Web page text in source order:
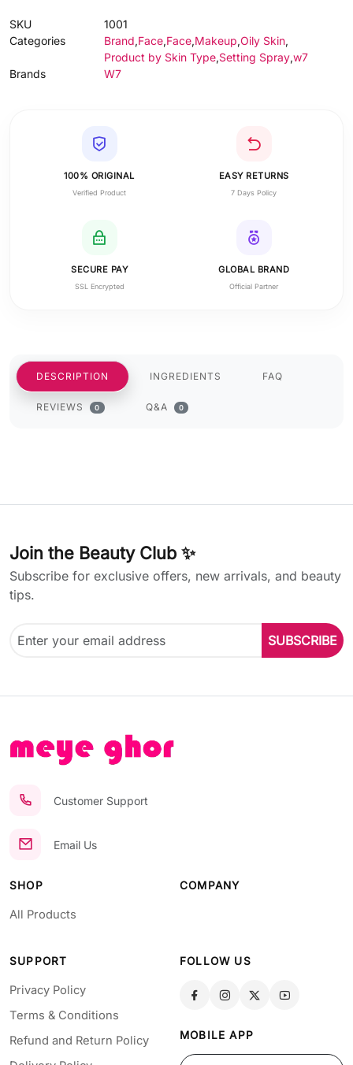
SKU
1001
Categories
Brand,Face,Face,Makeup,Oily Skin,
Product by Skin Type,Setting Spray,w7
Brands
W7
100% ORIGINAL
Verified Product
EASY RETURNS
7 Days Policy
SECURE PAY
SSL Encrypted
GLOBAL BRAND
Official Partner
DESCRIPTION INGREDIENTS FAQ
REVIEWS 0 Q&A 0
Join the Beauty Club ✨
Subscribe for exclusive offers, new arrivals, and beauty
tips.
SUBSCRIBE
Customer Support
Email Us
SHOP
All Products
COMPANY
SUPPORT
Privacy Policy
Terms & Conditions
Refund and Return Policy
FOLLOW US
MOBILE APP